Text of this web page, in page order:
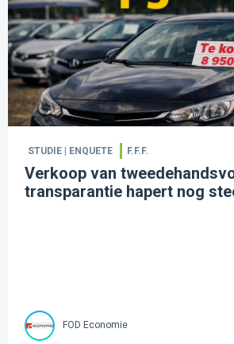
STUDIE | ENQUETE F.F.F.
Verkoop van
transparantie hapert nog
FOD Economie